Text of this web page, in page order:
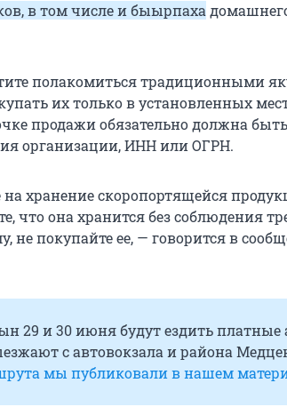
в том числе и быырпаха
полакомиться традиционными
их только в установленных
продажи обязательно должна
организации, ИНН или ОГРН.
хранение скоропортящейся
что она хранится без соблюдения
не покупайте ее, — говорится в
29 и 30 июня будут ездить платные
с автовокзала и района
мы публиковали в нашем